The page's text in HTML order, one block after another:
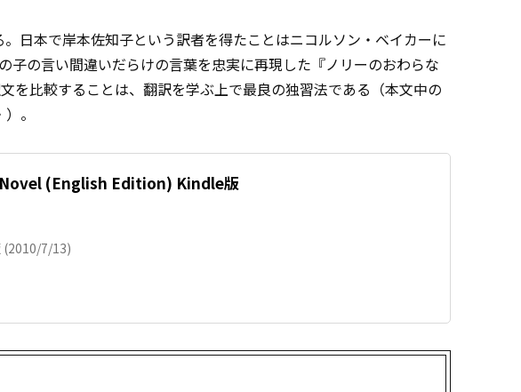
日本で岸本佐知子という訳者を得たことはニコルソン・ベイカーに
子の言い間違いだらけの言葉を忠実に再現した『ノリーのおわらな
を比較することは、翻訳を学ぶ上で最良の独習法である（本文中の
。
(English Edition) Kindle版
(2010/7/13)